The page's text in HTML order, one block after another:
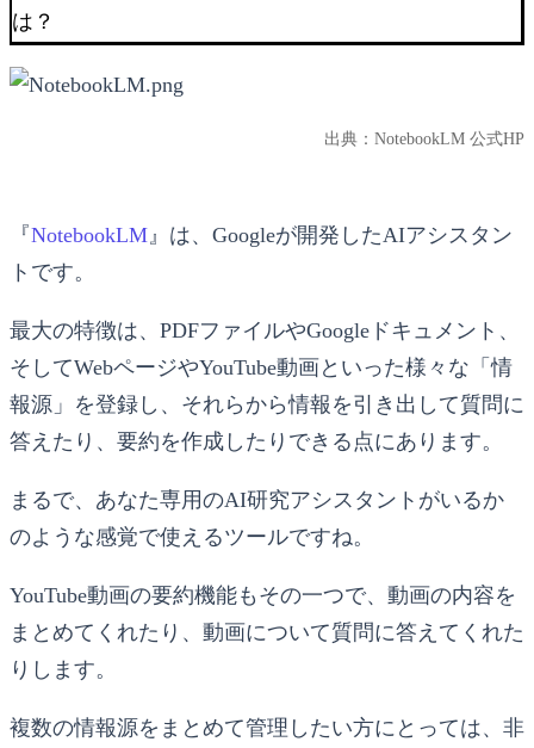
は？
出典： NotebookLM 公式HP
『NotebookLM 』は、Googleが開発したAIアシスタン
トです。
最大の特徴は、PDFファイルやGoogleドキュメント、
そしてWebページやYouTube動画といった様々な「情
報源」を登録し、それらから情報を引き出して質問に
答えたり、要約を作成したりできる点にあります。
まるで、あなた専用のAI研究アシスタントがいるか
のような感覚で使えるツールですね。
YouTube動画の要約機能もその一つで、動画の内容を
まとめてくれたり、動画について質問に答えてくれた
りします。
複数の情報源をまとめて管理したい方にとっては、非